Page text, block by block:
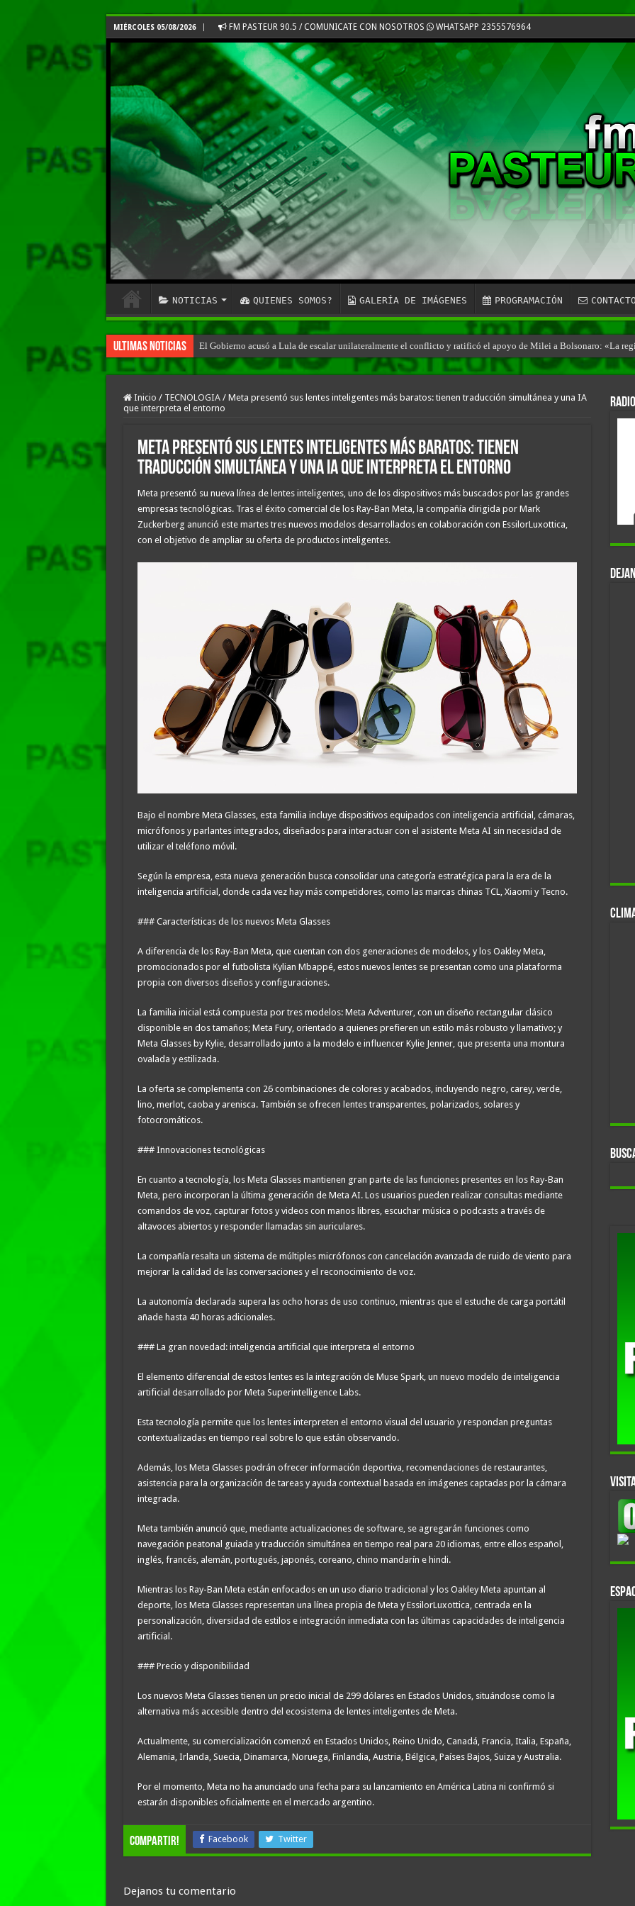
MIÉRCOLES 05/08/2026 FM PASTEUR 90.5 / COMUNICATE CON NOSOTROS WHATSAPP 2355576964
NOTICIAS QUIENES SOMOS? GALERÍA DE IMÁGENES PROGRAMACIÓN
Ultimas Noticias El Gobierno acusó a Lula de escalar unilateralmente el conflicto y ratificó el apoyo de Milei a Bolsonaro: «La
Patricia Bullrich pidió que Brasil «no se victimice» y apuntó a la intromisión política de Lula en la región
Inicio / TECNOLOGIA / Meta presentó sus lentes inteligentes más baratos: tienen traducción simultánea y una IA
que interpreta el entorno
Meta presentó sus lentes inteligentes más baratos: tienen
traducción simultánea y una IA que interpreta el entorno
Meta presentó su nueva línea de lentes inteligentes, uno de los dispositivos más buscados por las grandes
empresas tecnológicas. Tras el éxito comercial de los Ray-Ban Meta, la compañía dirigida por Mark
Zuckerberg anunció este martes tres nuevos modelos desarrollados en colaboración con EssilorLuxottica,
con el objetivo de ampliar su oferta de productos inteligentes.
Bajo el nombre Meta Glasses, esta familia incluye dispositivos equipados con inteligencia artificial, cámaras,
micrófonos y parlantes integrados, diseñados para interactuar con el asistente Meta AI sin necesidad de
utilizar el teléfono móvil.
Según la empresa, esta nueva generación busca consolidar una categoría estratégica para la era de la
inteligencia artificial, donde cada vez hay más competidores, como las marcas chinas TCL, Xiaomi y Tecno.
### Características de los nuevos Meta Glasses
A diferencia de los Ray-Ban Meta, que cuentan con dos generaciones de modelos, y los Oakley Meta,
promocionados por el futbolista Kylian Mbappé, estos nuevos lentes se presentan como una plataforma
propia con diversos diseños y configuraciones.
La familia inicial está compuesta por tres modelos: Meta Adventurer, con un diseño rectangular clásico
disponible en dos tamaños; Meta Fury, orientado a quienes prefieren un estilo más robusto y llamativo; y
Meta Glasses by Kylie, desarrollado junto a la modelo e influencer Kylie Jenner, que presenta una montura
ovalada y estilizada.
La oferta se complementa con 26 combinaciones de colores y acabados, incluyendo negro, carey, verde,
lino, merlot, caoba y arenisca. También se ofrecen lentes transparentes, polarizados, solares y
fotocromáticos.
### Innovaciones tecnológicas
En cuanto a tecnología, los Meta Glasses mantienen gran parte de las funciones presentes en los Ray-Ban
Meta, pero incorporan la última generación de Meta AI. Los usuarios pueden realizar consultas mediante
comandos de voz, capturar fotos y videos con manos libres, escuchar música o podcasts a través de
altavoces abiertos y responder llamadas sin auriculares.
La compañía resalta un sistema de múltiples micrófonos con cancelación avanzada de ruido de viento para
mejorar la calidad de las conversaciones y el reconocimiento de voz.
La autonomía declarada supera las ocho horas de uso continuo, mientras que el estuche de carga portátil
añade hasta 40 horas adicionales.
### La gran novedad: inteligencia artificial que interpreta el entorno
El elemento diferencial de estos lentes es la integración de Muse Spark, un nuevo modelo de inteligencia
artificial desarrollado por Meta Superintelligence Labs.
Esta tecnología permite que los lentes interpreten el entorno visual del usuario y respondan preguntas
contextualizadas en tiempo real sobre lo que están observando.
Además, los Meta Glasses podrán ofrecer información deportiva, recomendaciones de restaurantes,
asistencia para la organización de tareas y ayuda contextual basada en imágenes captadas por la cámara
integrada.
Meta también anunció que, mediante actualizaciones de software, se agregarán funciones como
navegación peatonal guiada y traducción simultánea en tiempo real para 20 idiomas, entre ellos español,
inglés, francés, alemán, portugués, japonés, coreano, chino mandarín e hindi.
Mientras los Ray-Ban Meta están enfocados en un uso diario tradicional y los Oakley Meta apuntan al
deporte, los Meta Glasses representan una línea propia de Meta y EssilorLuxottica, centrada en la
personalización, diversidad de estilos e integración inmediata con las últimas capacidades de inteligencia
artificial.
### Precio y disponibilidad
Los nuevos Meta Glasses tienen un precio inicial de 299 dólares en Estados Unidos, situándose como la
alternativa más accesible dentro del ecosistema de lentes inteligentes de Meta.
Actualmente, su comercialización comenzó en Estados Unidos, Reino Unido, Canadá, Francia, Italia, España,
Alemania, Irlanda, Suecia, Dinamarca, Noruega, Finlandia, Austria, Bélgica, Países Bajos, Suiza y Australia.
Por el momento, Meta no ha anunciado una fecha para su lanzamiento en América Latina ni confirmó si
estarán disponibles oficialmente en el mercado argentino.
compartir! Facebook Twitter
Dejanos tu comentario